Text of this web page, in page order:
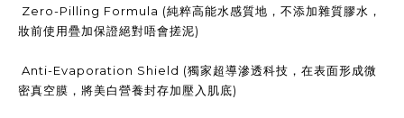
Zero-Pilling Formula (純粹高能水感質地，不添加雜質膠水，
妝前使用疊加保證絕對唔會搓泥)
Anti-Evaporation Shield (獨家超導滲透科技，在表面形成微
密真空膜，將美白營養封存加壓入肌底)